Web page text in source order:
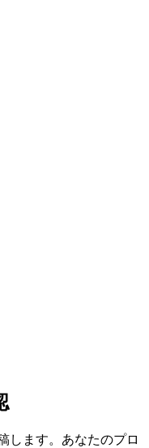
します。あなたのプロ